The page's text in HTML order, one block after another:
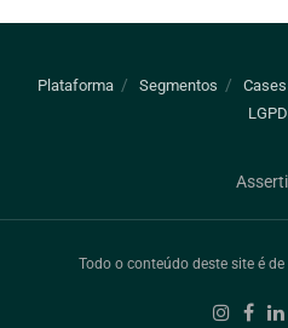
Plataforma Segmentos Cases
LGPD
Todo o conteúdo deste site é